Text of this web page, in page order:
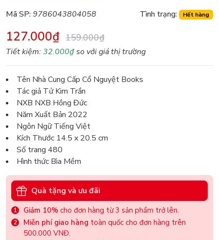
Mã SP:9786043804058 Tình trạng: Hết hàng
127.000₫ 159.000₫
Tiết kiệm:32.000₫so với giá thị trường
Tên Nhà Cung Cấp Cổ Nguyệt Books
Tác giả Tử Kim Trần
NXB NXB Hồng Đức
Năm Xuất Bản 2022
Ngôn Ngữ Tiếng Việt
Kích Thước 14.5 x 20.5 cm
Số trang 480
Hình thức Bìa Mềm
Quà tặng và ưu đãi
Giảm 10% cho đơn hàng từ 3 sản phẩm trở lên.
Miễn phí giao hàng toàn quốc cho đơn hàng trên
500.000 VNĐ.